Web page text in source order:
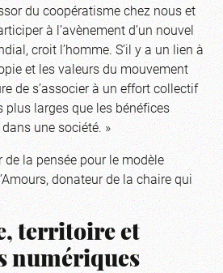
du coopératisme chez nous et
à l’avènement d’un nouvel
croit l’homme. S’il y a un lien à
et les valeurs du mouvement
de s’associer à un effort collectif
larges que les bénéfices
une société. »
la pensée pour le modèle
donateur de la chaire qui
territoire et
numériques